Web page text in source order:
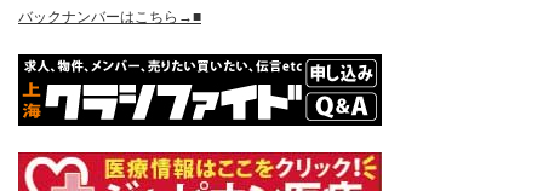
バックナンバーはこちら→■